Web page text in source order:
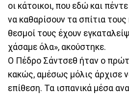
οι κάτοικοι, που εδώ και
να καθαρίσουν τα σπίτια τους
θεσμοί τους έχουν
χάσαμε όλα», ακούστηκε.
Ο Πέδρο Σάντσεθ ήταν ο
κακώς, αμέσως μόλις άρχισε
επίθεση. Τα ισπανικά μέσα